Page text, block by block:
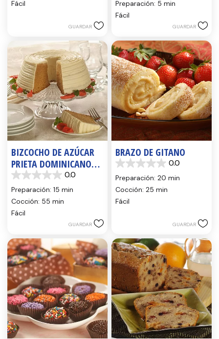
estrellas.
Fácil
GUARDAR
estrellas.
Preparación: 5 min
Fácil
GUARDAR
BIZCOCHO DE AZÚCAR
PRIETA DOMINICANO
CON COBERTURA
CARNATION
0.0
0.0
de
estrellas.
Preparación: 15 min
Cocción: 55 min
Fácil
GUARDAR
BRAZO DE GITANO
0.0
0.0
de
estrellas.
Preparación: 20 min
Cocción: 25 min
Fácil
GUARDAR